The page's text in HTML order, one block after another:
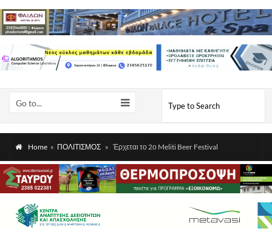
Go to...
Home » ΠΟΛΙΤΙΣΜΟΣ » Έρχεται το 2ο Meliti Beer Festival